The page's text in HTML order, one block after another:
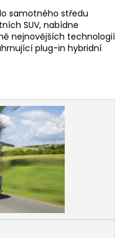
samotného středu
SUV, nabídne
nejnovějších technologií
plug-in hybridní